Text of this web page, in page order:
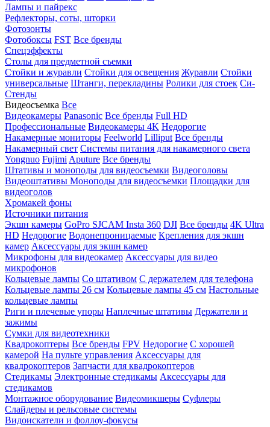
Лампы и пайрекс
Рефлекторы, соты, шторки
Фотозонты
Фотобоксы FST Все бренды
Спецэффекты
Столы для предметной съемки
Стойки и журавли Стойки для освещения Журавли Стойки
универсальные Штанги, перекладины Ролики для стоек Си-
Стенды
Видеосъемка Все
Видеокамеры Panasonic Все бренды Full HD
Профессиональные Видеокамеры 4K Недорогие
Накамерные мониторы Feelworld Lilliput Все бренды
Накамерный свет Системы питания для накамерного света
Yongnuo Fujimi Aputure Все бренды
Штативы и моноподы для видеосъемки Видеоголовы
Видеоштативы Моноподы для видеосъемки Площадки для
видеоголов
Хромакей фоны
Источники питания
Экшн камеры GoPro SJCAM Insta 360 DJI Все бренды 4K Ultra
HD Недорогие Водонепроницаемые Крепления для экшн
камер Аксессуары для экшн камер
Микрофоны для видеокамер Аксессуары для видео
микрофонов
Кольцевые лампы Со штативом C держателем для телефона
Кольцевые лампы 26 см Кольцевые лампы 45 см Настольные
кольцевые лампы
Риги и плечевые упоры Наплечные штативы Держатели и
зажимы
Сумки для видеотехники
Квадрокоптеры Все бренды FPV Недорогие С хорошей
камерой На пульте управления Аксессуары для
квадрокоптеров Запчасти для квадрокоптеров
Стедикамы Электронные стедикамы Аксессуары для
стедикамов
Монтажное оборудование Видеомикшеры Суфлеры
Слайдеры и рельсовые системы
Видоискатели и фоллоу-фокусы